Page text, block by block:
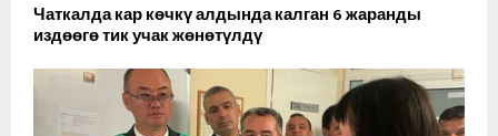
Чаткалда кар көчкү алдында калган 6 жаранды
издөөгө тик учак жөнөтүлдү